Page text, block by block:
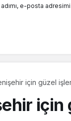
e-posta
için güzel
için